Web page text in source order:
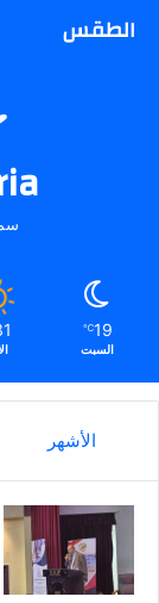
الطقس
19
℃
السبت
الأشهر